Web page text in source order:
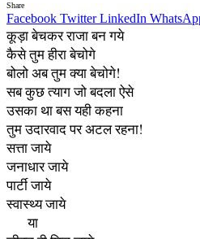
Share
Facebook Twitter LinkedIn
कूड़ा बेचकर राजा बन गये
कैसे तुम हीरा बेचोगे
बोलो अब तुम क्या बेचोगे!
सब कुछ त्याग जो बदला ऐसे
उसका था बस यही कहना
तुम उदारवाद पर अटल रहना!
सत्ता जाये
जनाधार जाये
पार्टी जाये
स्वास्थ्य जाये
या